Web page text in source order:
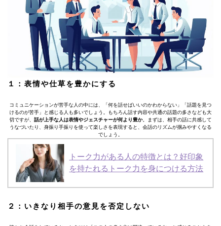
１：表情や仕草を豊かにする
コミュニケーションが苦手な人の中には、「何を話せばいいのかわからない」「話題を見つ
けるのが苦手」と感じる人も多いでしょう。もちろん話す内容や共通の話題の多さなども大
切ですが、 話が上手な人は表情やジェスチャーが何より豊か 。まずは、相手の話に共感して
うなづいたり、身振り手振りを使って楽しさを表現すると、会話のリズムが掴みやすくなる
でしょう。
トーク力がある人の特徴とは？好印象
を持たれるトーク力を身につける方法
２：いきなり相手の意見を否定しない